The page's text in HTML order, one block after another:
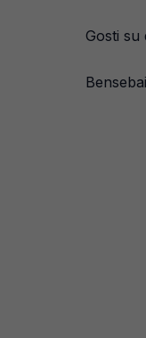
Gosti su